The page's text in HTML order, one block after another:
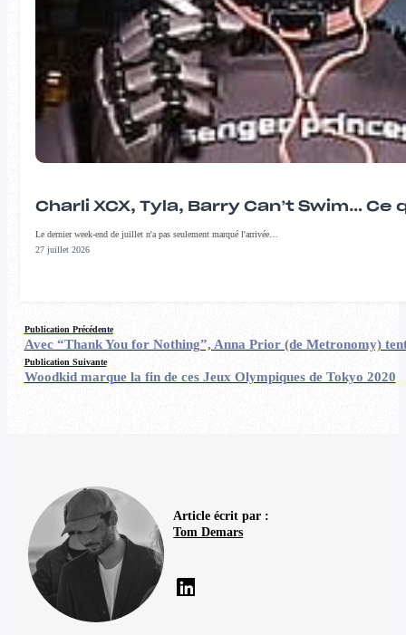
Charli XCX, Tyla, Barry Can’t Swim…
Le dernier week-end de juillet n'a pas seulement marqué l'arrivée…
27 juillet 2026
Publication Précédente
Avec “Thank You for Nothing”, Anna Prior (de Metronomy)
Publication Suivante
Woodkid marque la fin de ces Jeux Olympiques de Tokyo 2020
Article écrit par :
Tom Demars